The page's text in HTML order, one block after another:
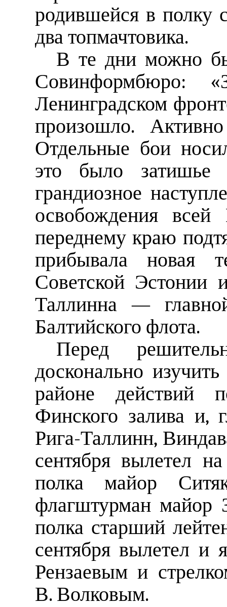
родившейся в полку
два топмачтовика.
В те дни можно
Совинформбюро:
Ленинградском
произошло.
Отдельные бои
это было затишье
грандиозное
освобождения
переднему краю
прибывала новая
Советской Эстонии
Таллинна —
Балтийского флота.
Перед
досконально
районе действий
Финского залива и,
Рига-Таллинн,
сентября вылетел
полка майор
флагштурман майор
полка старший
сентября вылетел и
Рензаевым и
В. Волковым.